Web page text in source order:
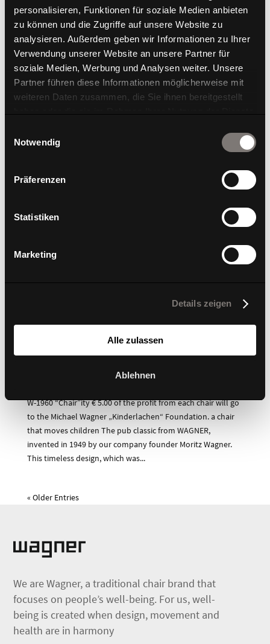
personalisieren, Funktionen für soziale Medien anbieten
zu können und die Zugriffe auf unsere Website zu
analysieren. Außerdem geben wir Informationen zu Ihrer
Verwendung unserer Website an unsere Partner für
soziale Medien, Werbung und Analysen weiter. Unsere
Partner führen diese Informationen möglicherweise mit
weiteren Daten zusammen, die Sie ihnen bereitgestellt
Notwendig
Präferenzen
Statistiken
Marketing
Details zeigen
Alle zulassen
Ablehnen
Bewegung im bdia WAGNER Living freut sich, bekannt zu
(Bund Deutscher Innenarchitektinnen und
W-1960 Chairity – 3D Moving Seating for a Good
W-1960 “Chair”ity € 5.00 of the profit from each chair will go
to the Michael Wagner „Kinderlachen“ Foundation. a chair
that moves children The pub classic from WAGNER,
invented in 1949 by our company founder Moritz Wagner.
This timeless design, which was...
« Older Entries
We are Wagner, a traditional chair brand that
focuses on people’s well-being. For us, well-
being is created when design, movement and
health are in harmony